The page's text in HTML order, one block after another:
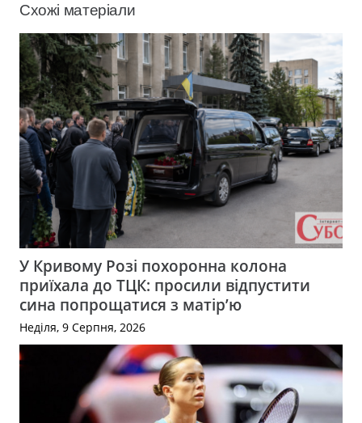
Схожі матеріали
У Кривому Розі похоронна колона
приїхала до ТЦК: просили відпустити
сина попрощатися з матір’ю
Неділя, 9 Серпня, 2026